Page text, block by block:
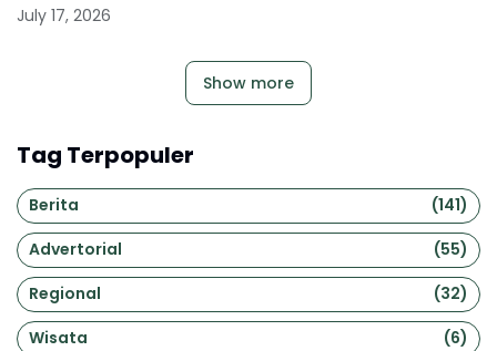
July 17, 2026
Show more
Tag Terpopuler
Berita
(141)
Advertorial
(55)
Regional
(32)
Wisata
(6)